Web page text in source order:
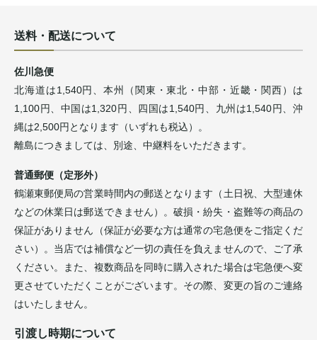
送料・配送について
佐川急便
北海道は1,540円、本州（関東・東北・中部・近畿・関西）は
1,100円、中国は1,320円、四国は1,540円、九州は1,540円、沖
縄は2,500円となります（いずれも税込）。
離島につきましては、別途、中継料をいただきます。
普通郵便（定形外）
鶴瀬東郵便局の営業時間内の郵送となります（土日祝、大型連休
などの休業日は郵送できません）。破損・紛失・盗難等の商品の
保証がありません（保証が必要な方は通常の宅急便をご指定くだ
さい）。当店では補償など一切の責任を負えませんので、ご了承
ください。また、複数商品を同時に購入された場合は宅急便へ変
更させていただくことがございます。その際、変更の旨のご連絡
はいたしません。
引渡し時期について